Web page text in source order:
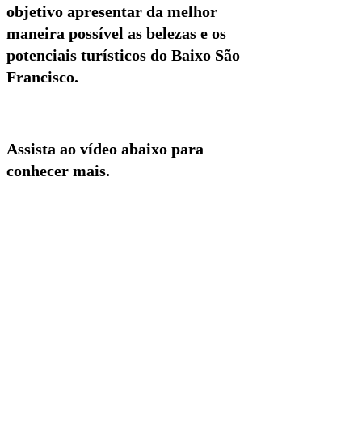
objetivo apresentar da melhor
maneira possível as belezas e os
potenciais turísticos do Baixo São
Francisco.
Assista ao vídeo abaixo para
conhecer mais.